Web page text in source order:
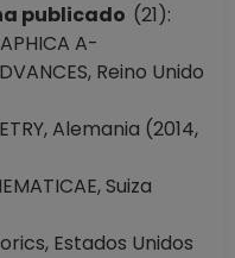
publicado (21):
A-
Reino Unido
Alemania (2014,
Suiza
Estados Unidos